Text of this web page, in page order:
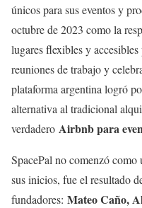
únicos para sus eventos y
octubre de 2023 como la
lugares flexibles y
reuniones de trabajo y
plataforma argentina logró
alternativa al tradicional
verdadero Airbnb para
SpacePal no comenzó
sus inicios, fue el resultado
fundadores: Mateo Caño,